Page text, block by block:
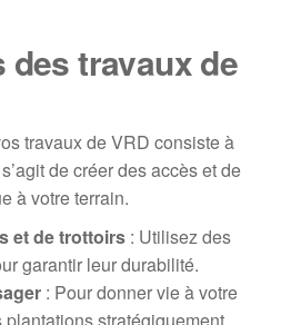
travaux de
travaux de VRD consiste à
de créer des accès et de
à votre terrain.
et de trottoirs : Utilisez des
garantir leur durabilité.
: Pour donner vie à votre